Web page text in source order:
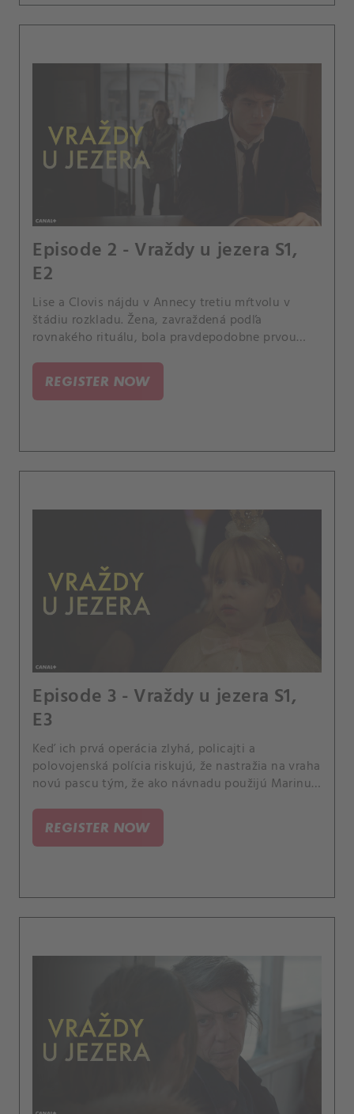
Episode 2 - Vraždy u jezera S1,
E2
Lise a Clovis nájdu v Annecy tretiu mŕtvolu v
štádiu rozkladu. Žena, zavraždená podľa
rovnakého rituálu, bola pravdepodobne prvou
REGISTER NOW
Episode 3 - Vraždy u jezera S1,
E3
Keď ich prvá operácia zlyhá, policajti a
polovojenská polícia riskujú, že nastražia na vraha
novú pascu tým, že ako návnadu použijú Marinu,
matkou Marianne sa doma stáva neznesiteľným.
REGISTER NOW